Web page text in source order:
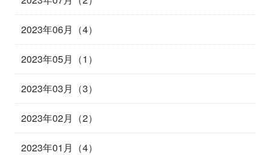
2023年06月（4）
2023年05月（1）
2023年03月（3）
2023年02月（2）
2023年01月（4）